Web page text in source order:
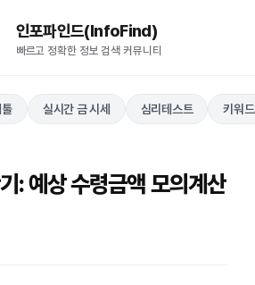
인포파인드(InfoFind)​​​​
빠르고 정확한 정보 검색 커뮤니티
실시간 금 시세 심리테스트 키워
: 예상 수령금액 모의계산